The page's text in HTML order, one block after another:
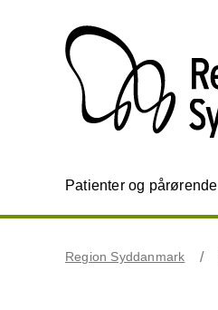
Patienter og pårørende
Region Syddanmark